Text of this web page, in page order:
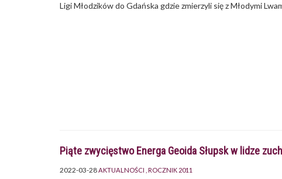
Ligi Młodzików do Gdańska gdzie zmierzyli się z Młodymi
Piąte zwycięstwo Energa Geoida Słupsk w lidze
2022-03-28AKTUALNOŚCI ROCZNIK 2011